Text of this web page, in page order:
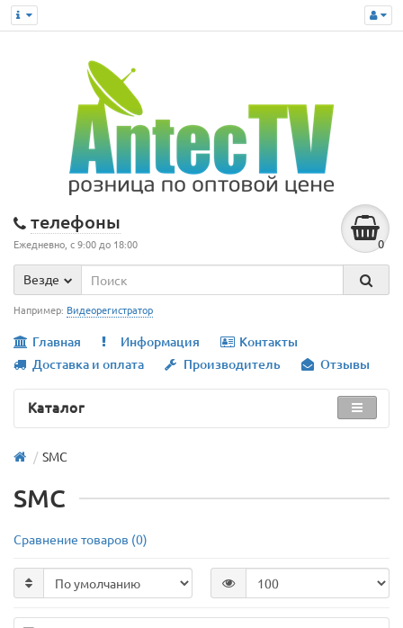
телефоны
Ежедневно, с 9:00 до 18:00 0
Везде
Например: Видеорегистратор
Главная Информация
Контакты
Доставка и оплата
Производитель Отзывы
Каталог
SMC
SMC
Сравнение товаров (0)